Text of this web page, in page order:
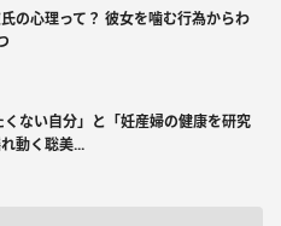
の心理って？ 彼女を噛む行為からわ
くない自分」と「妊産婦の健康を研究
動く聡美...